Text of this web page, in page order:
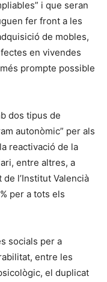
i que seran
fer front a les
de mobles,
en vivendes
prompte possible
dos tipus de
autonòmic” per als
reactivació de la
entre altres, a
l’Institut Valencià
per a tots els
socials per a
entre les
el duplicat